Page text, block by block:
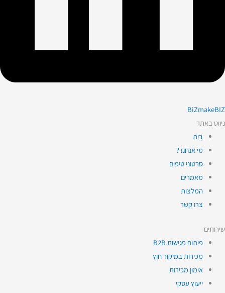
BiZmakeBIZ
ניווט באתר
בית
מי אנחנו ?
סרטוני טיפים
מאמרים
המלצות
צרו קשר
שירותים
פיתוח פגישות B2B
מכירות במיקור חוץ
אימון מכירות
ייעוץ עסקי